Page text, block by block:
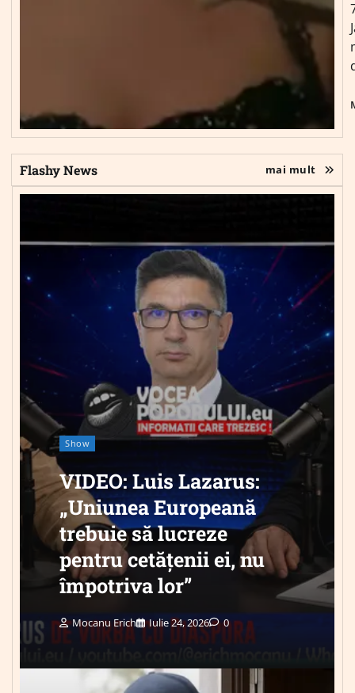
Flashy News mai mult
Show
VIDEO: Luis Lazarus:
„Uniunea Europeană
trebuie să lucreze
pentru cetățenii ei, nu
împotriva lor”
Mocanu Erich Iulie 24, 2026 0